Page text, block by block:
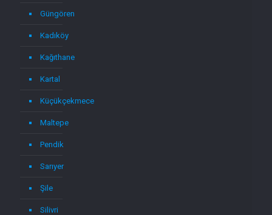
Güngören
Kadıköy
Kağıthane
Kartal
Küçükçekmece
Maltepe
Pendik
Sarıyer
Şile
Silivri